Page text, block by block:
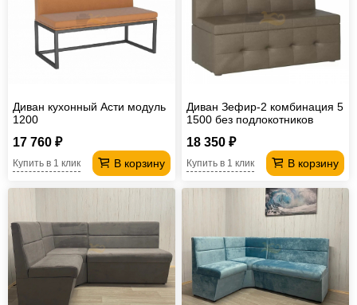
Диван кухонный Асти модуль
1200
17 760 ₽
В корзину
Купить в 1 клик
Диван Зефир-2 комбинация 5
1500 без подлокотников
18 350 ₽
В корзину
Купить в 1 клик